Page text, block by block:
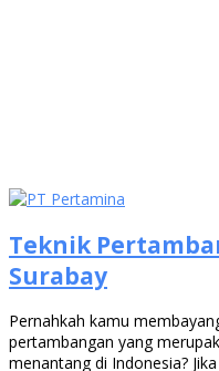
Teknik
Surabay
Pernahkah kamu
pertambangan yang
menantang di Indonesia?